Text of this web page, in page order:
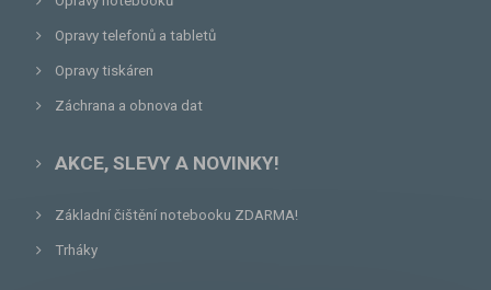
Opravy telefonů a tabletů
Opravy tiskáren
Záchrana a obnova dat
AKCE, SLEVY A NOVINKY!
Základní čištění notebooku ZDARMA!
Trháky